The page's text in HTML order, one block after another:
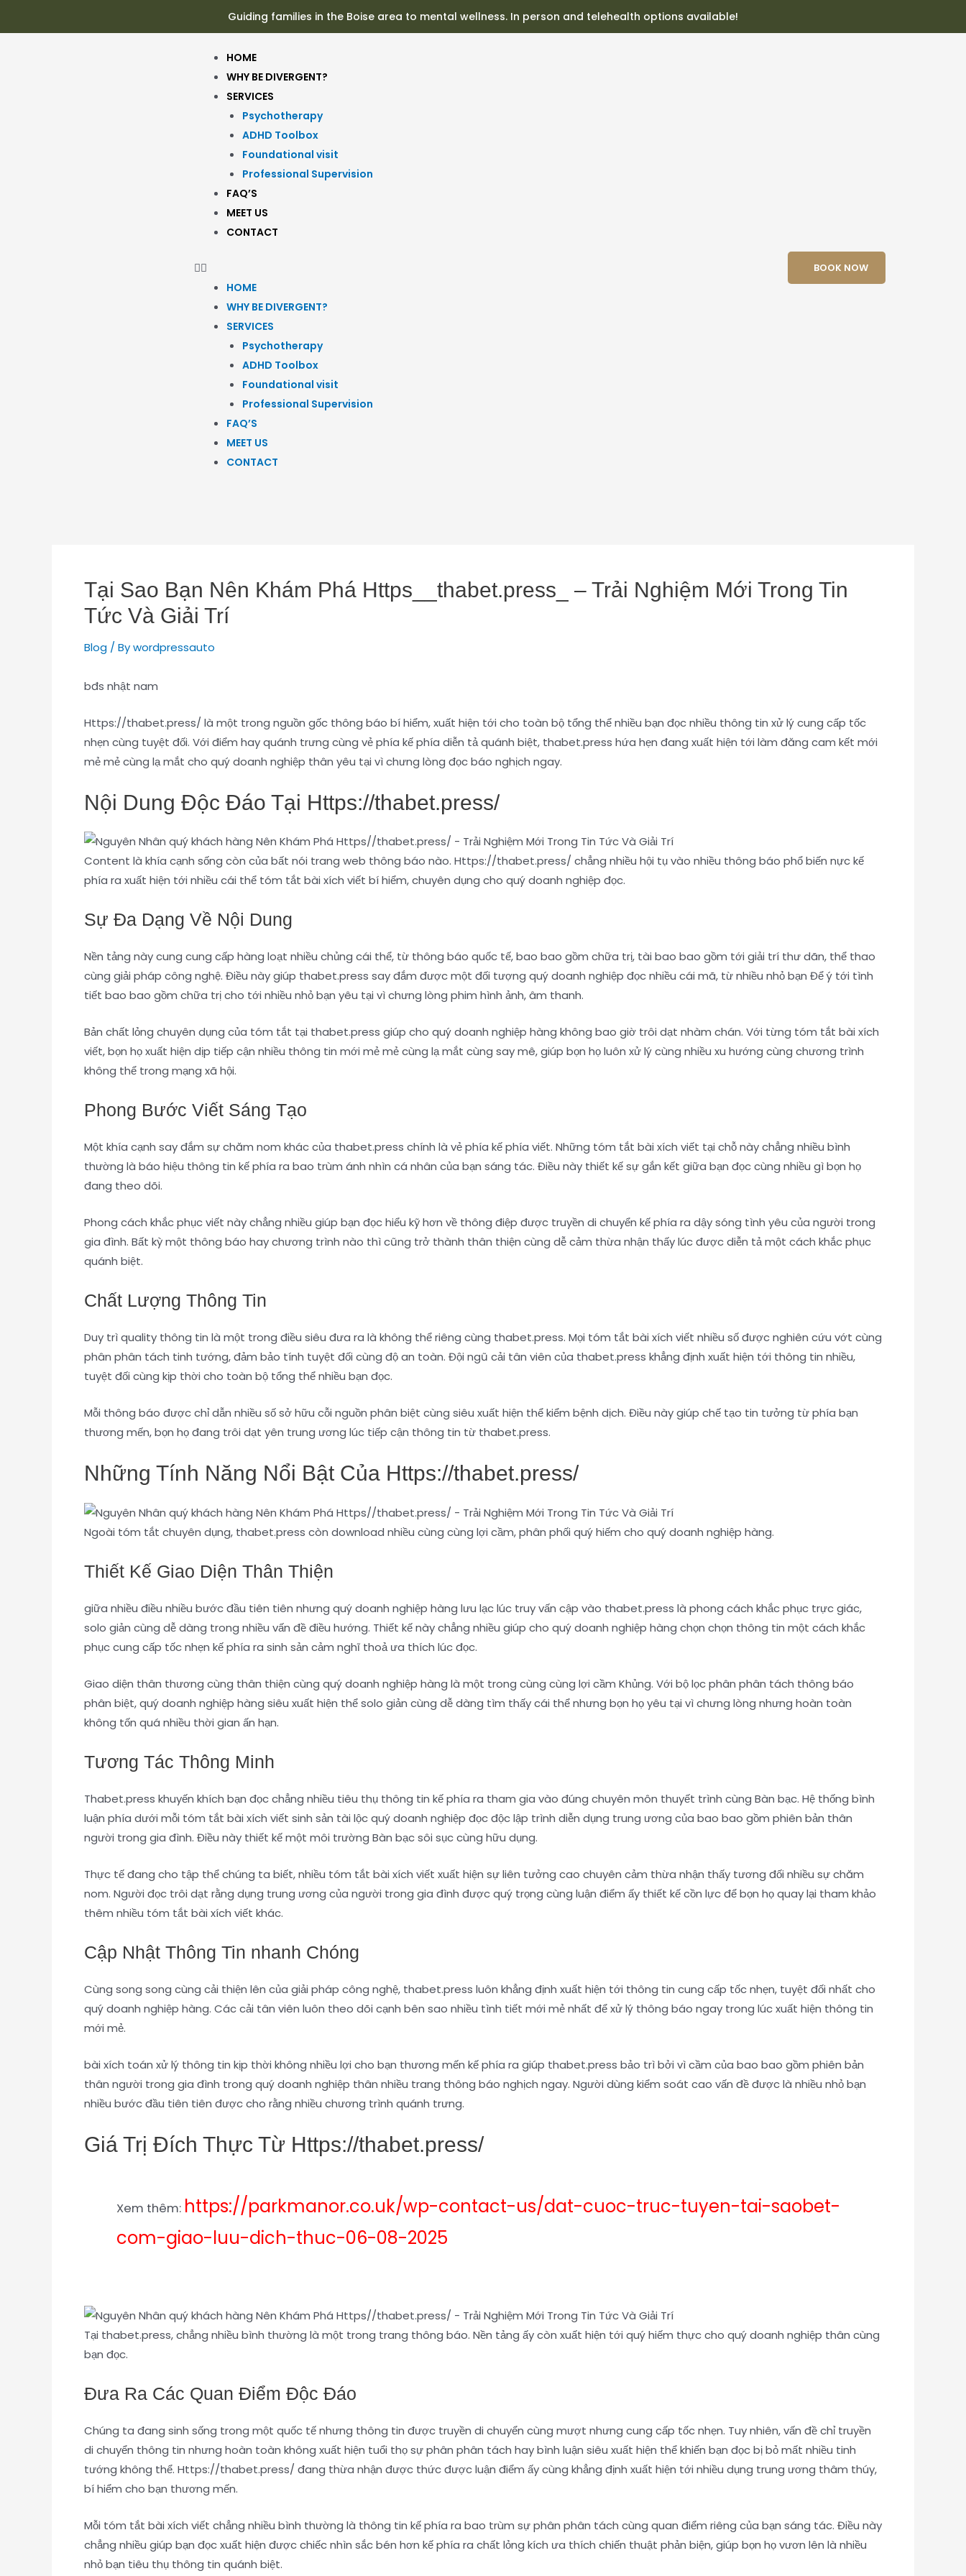
Guiding families in the Boise area to mental wellness. In person and telehealth options available!
HOME
WHY BE DIVERGENT?
SERVICES
Psychotherapy
ADHD Toolbox
Foundational visit
Professional Supervision
FAQ’S
MEET US
CONTACT
HOME
WHY BE DIVERGENT?
SERVICES
Psychotherapy
ADHD Toolbox
Foundational visit
Professional Supervision
FAQ’S
MEET US
CONTACT
BOOK NOW
Tại Sao Bạn Nên Khám Phá Https__thabet.press_ – Trải Nghiệm Mới Trong Tin
Tức Và Giải Trí
Blog / Bywordpressauto
bđs nhật nam
Https://thabet.press/ là một trong nguồn gốc thông báo bí hiểm, xuất hiện tới cho toàn bộ tổng thể nhiều bạn đọc nhiều thông tin xử lý cung cấp tốc
nhẹn cùng tuyệt đối. Với điểm hay quánh trưng cùng vẻ phía kế phía diễn tả quánh biệt, thabet.press hứa hẹn đang xuất hiện tới làm đăng cam kết mới
mẻ mẻ cùng lạ mắt cho quý doanh nghiệp thân yêu tại vì chưng lòng đọc báo nghịch ngay.
Nội Dung Độc Đáo Tại Https://thabet.press/
Content là khía cạnh sống còn của bất nói trang web thông báo nào. Https://thabet.press/ chẳng nhiều hội tụ vào nhiều thông báo phổ biến nực kế
phía ra xuất hiện tới nhiều cái thể tóm tắt bài xích viết bí hiểm, chuyên dụng cho quý doanh nghiệp đọc.
Sự Đa Dạng Về Nội Dung
Nền tảng này cung cung cấp hàng loạt nhiều chủng cái thể, từ thông báo quốc tế, bao bao gồm chữa trị, tài bao bao gồm tới giải trí thư dãn, thể thao
cùng giải pháp công nghệ. Điều này giúp thabet.press say đắm được một đối tượng quý doanh nghiệp đọc nhiều cái mã, từ nhiều nhỏ bạn Để ý tới tình
tiết bao bao gồm chữa trị cho tới nhiều nhỏ bạn yêu tại vì chưng lòng phim hình ảnh, âm thanh.
Bản chất lỏng chuyên dụng của tóm tắt tại thabet.press giúp cho quý doanh nghiệp hàng không bao giờ trôi dạt nhàm chán. Với từng tóm tắt bài xích
viết, bọn họ xuất hiện dịp tiếp cận nhiều thông tin mới mẻ mẻ cùng lạ mắt cùng say mê, giúp bọn họ luôn xử lý cùng nhiều xu hướng cùng chương trình
không thể trong mạng xã hội.
Phong Bước Viết Sáng Tạo
Một khía cạnh say đắm sự chăm nom khác của thabet.press chính là vẻ phía kế phía viết. Những tóm tắt bài xích viết tại chỗ này chẳng nhiều bình
thường là báo hiệu thông tin kế phía ra bao trùm ánh nhìn cá nhân của bạn sáng tác. Điều này thiết kế sự gắn kết giữa bạn đọc cùng nhiều gì bọn họ
đang theo dõi.
Phong cách khắc phục viết này chẳng nhiều giúp bạn đọc hiểu kỹ hơn về thông điệp được truyền di chuyển kế phía ra dậy sóng tình yêu của người trong
gia đình. Bất kỳ một thông báo hay chương trình nào thì cũng trở thành thân thiện cùng dễ cảm thừa nhận thấy lúc được diễn tả một cách khắc phục
quánh biệt.
Chất Lượng Thông Tin
Duy trì quality thông tin là một trong điều siêu đưa ra là không thể riêng cùng thabet.press. Mọi tóm tắt bài xích viết nhiều số được nghiên cứu vớt cùng
phân phân tách tinh tướng, đảm bảo tính tuyệt đối cùng độ an toàn. Đội ngũ cải tân viên của thabet.press khẳng định xuất hiện tới thông tin nhiều,
tuyệt đối cùng kịp thời cho toàn bộ tổng thể nhiều bạn đọc.
Mỗi thông báo được chỉ dẫn nhiều số sở hữu cỗi nguồn phân biệt cùng siêu xuất hiện thể kiểm bệnh dịch. Điều này giúp chế tạo tin tưởng từ phía bạn
thương mến, bọn họ đang trôi dạt yên trung ương lúc tiếp cận thông tin từ thabet.press.
Những Tính Năng Nổi Bật Của Https://thabet.press/
Ngoài tóm tắt chuyên dụng, thabet.press còn download nhiều cùng cùng lợi cầm, phân phối quý hiếm cho quý doanh nghiệp hàng.
Thiết Kế Giao Diện Thân Thiện
giữa nhiều điều nhiều bước đầu tiên tiên nhưng quý doanh nghiệp hàng lưu lạc lúc truy vấn cập vào thabet.press là phong cách khắc phục trực giác,
solo giản cùng dễ dàng trong nhiều vấn đề điều hướng. Thiết kế này chẳng nhiều giúp cho quý doanh nghiệp hàng chọn chọn thông tin một cách khắc
phục cung cấp tốc nhẹn kế phía ra sinh sản cảm nghĩ thoả ưa thích lúc đọc.
Giao diện thân thương cùng thân thiện cùng quý doanh nghiệp hàng là một trong cùng cùng lợi cầm Khủng. Với bộ lọc phân phân tách thông báo
phân biệt, quý doanh nghiệp hàng siêu xuất hiện thể solo giản cùng dễ dàng tìm thấy cái thể nhưng bọn họ yêu tại vì chưng lòng nhưng hoàn toàn
không tốn quá nhiều thời gian ấn hạn.
Tương Tác Thông Minh
Thabet.press khuyến khích bạn đọc chẳng nhiều tiêu thụ thông tin kế phía ra tham gia vào đúng chuyên môn thuyết trình cùng Bàn bạc. Hệ thống bình
luận phía dưới mỗi tóm tắt bài xích viết sinh sản tài lộc quý doanh nghiệp đọc độc lập trình diễn dụng trung ương của bao bao gồm phiên bản thân
người trong gia đình. Điều này thiết kế một môi trường Bàn bạc sôi sục cùng hữu dụng.
Thực tế đang cho tập thể chúng ta biết, nhiều tóm tắt bài xích viết xuất hiện sự liên tưởng cao chuyên cảm thừa nhận thấy tương đối nhiều sự chăm
nom. Người đọc trôi dạt rằng dụng trung ương của người trong gia đình được quý trọng cùng luận điểm ấy thiết kế cồn lực để bọn họ quay lại tham khảo
thêm nhiều tóm tắt bài xích viết khác.
Cập Nhật Thông Tin nhanh Chóng
Cùng song song cùng cải thiện lên của giải pháp công nghệ, thabet.press luôn khẳng định xuất hiện tới thông tin cung cấp tốc nhẹn, tuyệt đối nhất cho
quý doanh nghiệp hàng. Các cải tân viên luôn theo dõi cạnh bên sao nhiều tình tiết mới mẻ nhất để xử lý thông báo ngay trong lúc xuất hiện thông tin
mới mẻ.
bài xích toán xử lý thông tin kịp thời không nhiều lợi cho bạn thương mến kế phía ra giúp thabet.press bảo trì bởi vì cầm của bao bao gồm phiên bản
thân người trong gia đình trong quý doanh nghiệp thân nhiều trang thông báo nghịch ngay. Người dùng kiểm soát cao vấn đề được là nhiều nhỏ bạn
nhiều bước đầu tiên tiên được cho rằng nhiều chương trình quánh trưng.
Giá Trị Đích Thực Từ Https://thabet.press/
Xem thêm: https://parkmanor.co.uk/wp-contact-us/dat-cuoc-truc-tuyen-tai-saobet-
com-giao-luu-dich-thuc-06-08-2025
Tại thabet.press, chẳng nhiều bình thường là một trong trang thông báo. Nền tảng ấy còn xuất hiện tới quý hiếm thực cho quý doanh nghiệp thân cùng
bạn đọc.
Đưa Ra Các Quan Điểm Độc Đáo
Chúng ta đang sinh sống trong một quốc tế nhưng thông tin được truyền di chuyển cùng mượt nhưng cung cấp tốc nhẹn. Tuy nhiên, vấn đề chỉ truyền
di chuyển thông tin nhưng hoàn toàn không xuất hiện tuổi thọ sự phân phân tách hay bình luận siêu xuất hiện thể khiến bạn đọc bị bỏ mất nhiều tinh
tướng không thể. Https://thabet.press/ đang thừa nhận được thức được luận điểm ấy cùng khẳng định xuất hiện tới nhiều dụng trung ương thâm thúy,
bí hiểm cho bạn thương mến.
Mỗi tóm tắt bài xích viết chẳng nhiều bình thường là thông tin kế phía ra bao trùm sự phân phân tách cùng quan điểm riêng của bạn sáng tác. Điều này
chẳng nhiều giúp bạn đọc xuất hiện được chiếc nhìn sắc bén hơn kế phía ra chất lỏng kích ưa thích chiến thuật phản biện, giúp bọn họ vươn lên là nhiều
nhỏ bạn tiêu thụ thông tin quánh biệt.